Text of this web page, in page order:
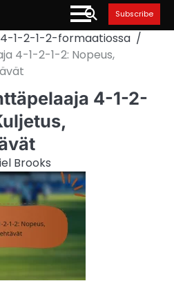
Subscribe
1-2-1-2-formaatiossa
4-1-2-1-2: Nopeus,
4-1-2-
Brooks